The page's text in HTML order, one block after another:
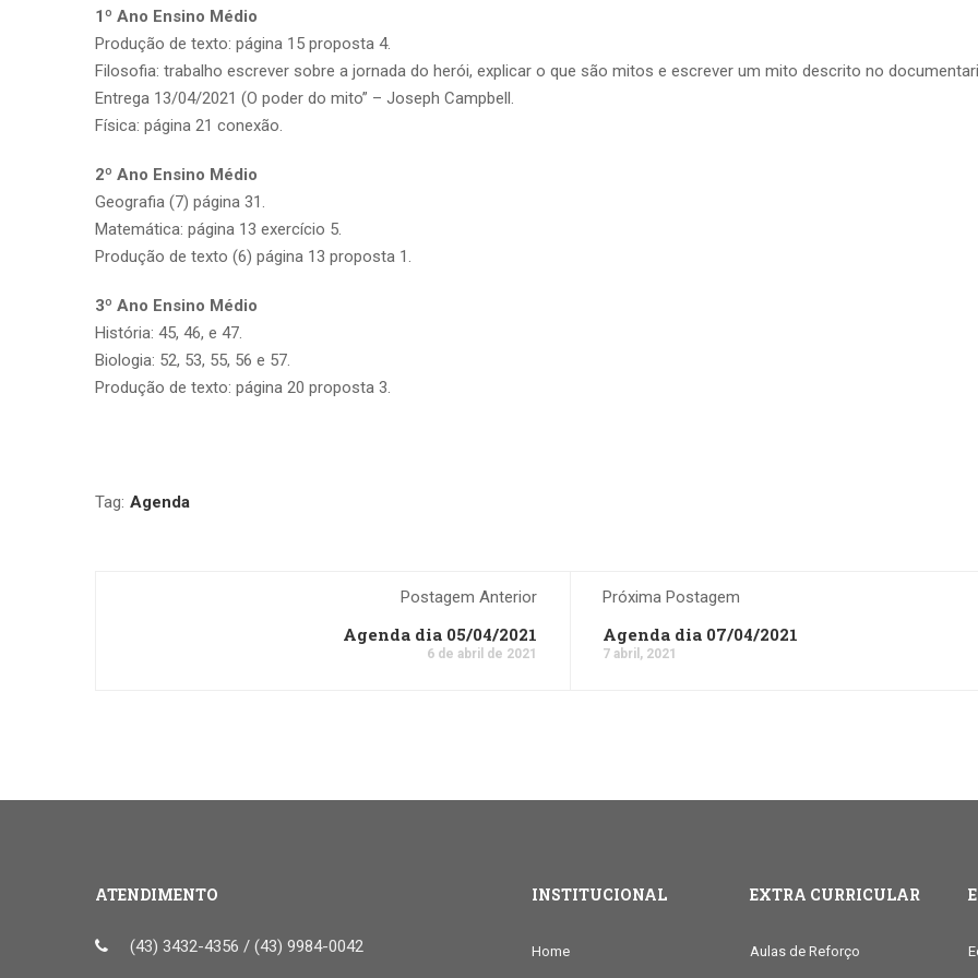
1º Ano Ensino Médio
Produção de texto: página 15 proposta 4.
Filosofia: trabalho escrever sobre a jornada do herói, explicar o que são mitos e escrever um mito descrito no
Entrega 13/04/2021 (O poder do mito” – Joseph Campbell.
Física: página 21 conexão.
2º Ano Ensino Médio
Geografia (7) página 31.
Matemática: página 13 exercício 5.
Produção de texto (6) página 13 proposta 1.
3º Ano Ensino Médio
História: 45, 46, e 47.
Biologia: 52, 53, 55, 56 e 57.
Produção de texto: página 20 proposta 3.
Tag: Agenda
Postagem Anterior
Agenda dia 05/04/2021
6 de abril de 2021
Próxima Postagem
Agenda dia 07/04/2021
7 abril, 2021
ATENDIMENTO
(43) 3432-4356 / (43) 9984-0042
INSTITUCIONAL
Home
EXTRA CURRICULAR
Aulas de Reforço